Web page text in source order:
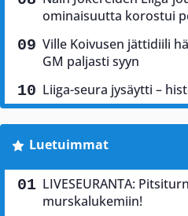
ominaisuutta korostui
Ville Koivusen jättidiili
GM paljasti syyn
Liiga-seura jysäytti –
Luetuimmat
LIVESEURANTA:
murskalukemiin!